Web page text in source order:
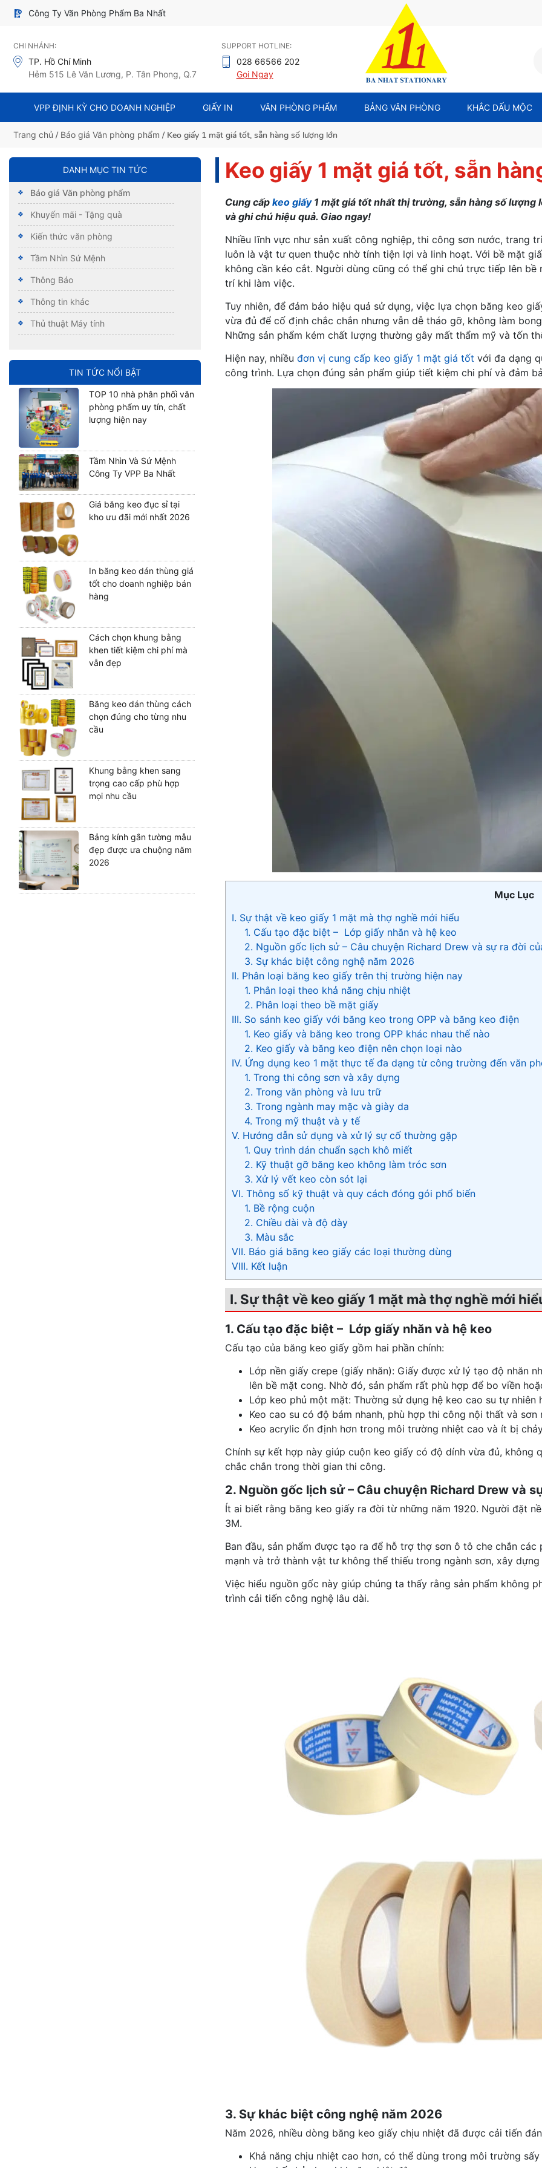
Công Ty Văn Phòng Phẩm Ba Nhất
CHI NHÁNH:
TP. Hồ Chí Minh
Hẻm 515 Lê Văn Lương, P. Tân Phong, Q.7
SUPPORT HOTLINE:
028 66566 202
Gọi Ngay
VPP ĐỊNH KỲ CHO DOANH NGHIỆP GIẤY IN VĂN PHÒNG PHẨM BẢNG VĂN PHÒNG KHẮC DẤU MỘC
Trang chủ / Báo giá Văn phòng phẩm / Keo giấy 1 mặt giá tốt, sẵn hàng số lượng lớn
DANH MỤC TIN TỨC
Báo giá Văn phòng phẩm
Khuyến mãi - Tặng quà
Kiến thức văn phòng
Tầm Nhìn Sứ Mệnh
Thông Báo
Thông tin khác
Thủ thuật Máy tính
TIN TỨC NỔI BẬT
TOP 10 nhà phân phối văn
phòng phẩm uy tín, chất
lượng hiện nay
Tầm Nhìn Và Sứ Mệnh
Công Ty VPP Ba Nhất
Giá băng keo đục sỉ tại
kho ưu đãi mới nhất 2026
In băng keo dán thùng giá
tốt cho doanh nghiệp bán
hàng
Cách chọn khung bằng
khen tiết kiệm chi phí mà
vẫn đẹp
Băng keo dán thùng cách
chọn đúng cho từng nhu
cầu
Khung bằng khen sang
trọng cao cấp phù hợp
mọi nhu cầu
Bảng kính gắn tường mẫu
đẹp được ưa chuộng năm
2026
Keo giấy 1 mặt giá tốt, sẵn
Cung cấp keo giấy1 mặt giá tốt nhất thị trường, sẵn hàng số lượng
và ghi chú hiệu quả. Giao ngay!
Nhiều lĩnh vực như sản xuất công nghiệp, thi công sơn nước, trang
luôn là vật tư quen thuộc nhờ tính tiện lợi và linh hoạt. Với bề mặt
không cần kéo cắt. Người dùng cũng có thể ghi chú trực tiếp lên
trí khi làm việc.
Tuy nhiên, để đảm bảo hiệu quả sử dụng, việc lựa chọn băng keo
vừa đủ để cố định chắc chắn nhưng vẫn dễ tháo gỡ, không làm
Những sản phẩm kém chất lượng thường gây mất thẩm mỹ và tốn
Hiện nay, nhiều đơn vị cung cấp keo giấy 1 mặt giá tốt với đa dạng
công trình. Lựa chọn đúng sản phẩm giúp tiết kiệm chi phí và đảm
Mục Lục
I. Sự thật về keo giấy 1 mặt mà thợ nghề mới hiểu
1. Cấu tạo đặc biệt – Lớp giấy nhăn và hệ keo
2. Nguồn gốc lịch sử – Câu chuyện Richard Drew và sự ra đời
3. Sự khác biệt công nghệ năm 2026
II. Phân loại băng keo giấy trên thị trường hiện nay
1. Phân loại theo khả năng chịu nhiệt
2. Phân loại theo bề mặt giấy
III. So sánh keo giấy với băng keo trong OPP và băng keo điện
1. Keo giấy và băng keo trong OPP khác nhau thế nào
2. Keo giấy và băng keo điện nên chọn loại nào
IV. Ứng dụng keo 1 mặt thực tế đa dạng từ công trường đến văn
1. Trong thi công sơn và xây dựng
2. Trong văn phòng và lưu trữ
3. Trong ngành may mặc và giày da
4. Trong mỹ thuật và y tế
V. Hướng dẫn sử dụng và xử lý sự cố thường gặp
1. Quy trình dán chuẩn sạch khô miết
2. Kỹ thuật gỡ băng keo không làm tróc sơn
3. Xử lý vết keo còn sót lại
VI. Thông số kỹ thuật và quy cách đóng gói phổ biến
1. Bề rộng cuộn
2. Chiều dài và độ dày
3. Màu sắc
VII. Báo giá băng keo giấy các loại thường dùng
VIII. Kết luận
I. Sự thật về keo giấy 1 mặt mà thợ nghề mới
1. Cấu tạo đặc biệt – Lớp giấy nhăn và hệ keo
Cấu tạo của băng keo giấy gồm hai phần chính:
Lớp nền giấy crepe (giấy nhăn): Giấy được xử lý tạo độ nhăn
lên bề mặt cong. Nhờ đó, sản phẩm rất phù hợp để bo viền
Lớp keo phủ một mặt: Thường sử dụng hệ keo cao su tự nhiên
Keo cao su có độ bám nhanh, phù hợp thi công nội thất và sơn
Keo acrylic ổn định hơn trong môi trường nhiệt cao và ít bị
Chính sự kết hợp này giúp cuộn keo giấy có độ dính vừa đủ, không
chắc chắn trong thời gian thi công.
2. Nguồn gốc lịch sử – Câu chuyện Richard Drew và
Ít ai biết rằng băng keo giấy ra đời từ những năm 1920. Người đặt
3M.
Ban đầu, sản phẩm được tạo ra để hỗ trợ thợ sơn ô tô che chắn
mạnh và trở thành vật tư không thể thiếu trong ngành sơn, xây
Việc hiểu nguồn gốc này giúp chúng ta thấy rằng sản phẩm không
trình cải tiến công nghệ lâu dài.
3. Sự khác biệt công nghệ năm 2026
Năm 2026, nhiều dòng băng keo giấy chịu nhiệt đã được cải tiến
Khả năng chịu nhiệt cao hơn, có thể dùng trong môi trường sấy